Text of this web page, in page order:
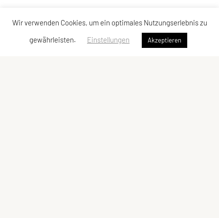
Wir verwenden Cookies, um ein optimales Nutzungserlebnis zu
gewährleisten.
Einstellungen Akzeptieren